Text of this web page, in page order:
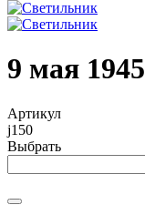
9 мая 1945
Артикул
j150
Выбрать